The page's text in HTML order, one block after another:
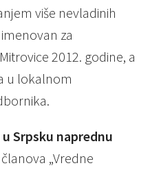
više nevladinih
za
2012. godine, a
u lokalnom
Srpsku naprednu
„Vredne